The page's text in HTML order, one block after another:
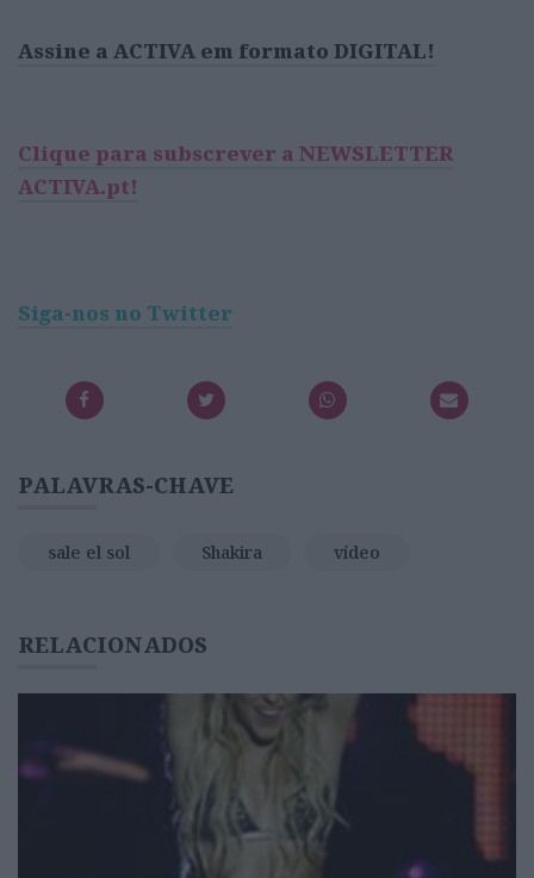
Assine a ACTIVA em formato DIGITAL!
Clique para subscrever a NEWSLETTER
ACTIVA.pt!
Siga-nos no Twitter
PALAVRAS-CHAVE
sale el sol Shakira vídeo
RELACIONADOS